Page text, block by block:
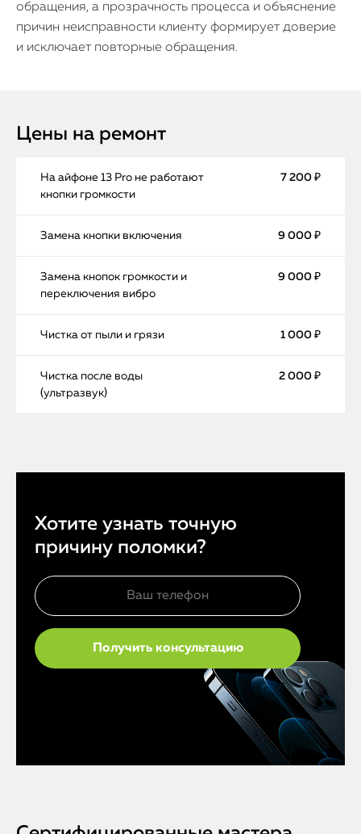
обращения, а прозрачность процесса и объяснение
причин неисправности клиенту формирует доверие
и исключает повторные обращения.
Цены на ремонт
На айфоне 13 Pro не работают
кнопки громкости
7 200 ₽
Замена кнопки включения 9 000 ₽
Замена кнопок громкости и
переключения вибро
9 000 ₽
Чистка от пыли и грязи 1 000 ₽
Чистка после воды
(ультразвук)
2 000 ₽
Хотите узнать точную
причину поломки?